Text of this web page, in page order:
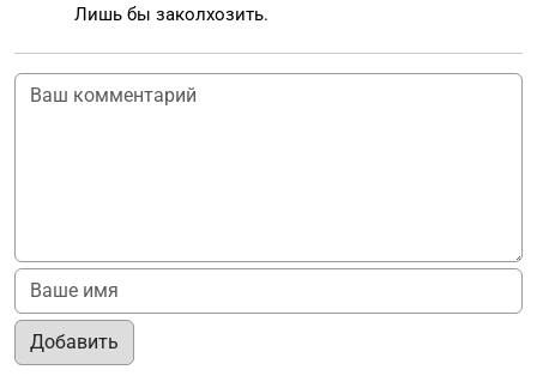
Лишь бы заколхозить.
Добавить